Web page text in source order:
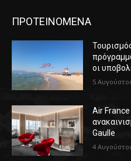
ΠΡΟΤΕΙΝΟΜΕΝΑ
οι
5
Air
Gaulle
4